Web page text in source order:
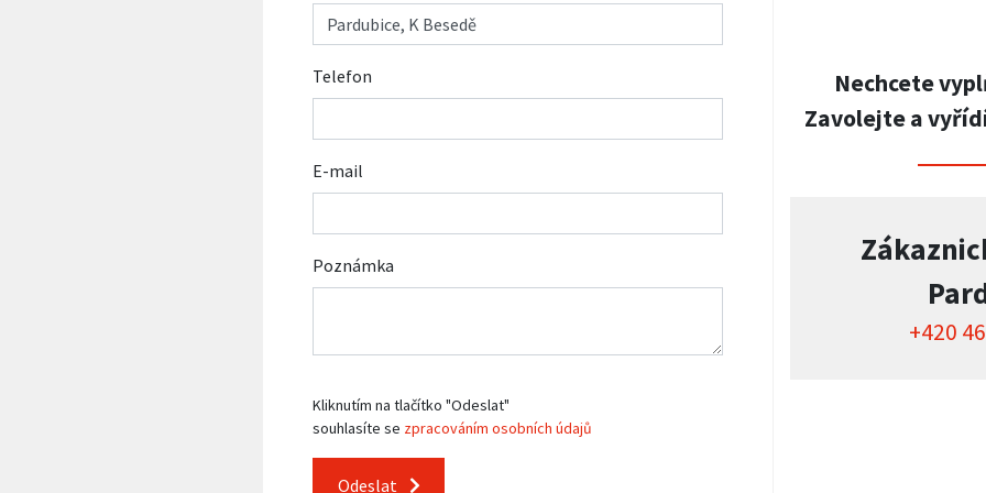
Telefon
E-mail
Poznámka
Kliknutím na tlačítko "Odeslat"
souhlasíte se zpracováním osobních údajů
Odeslat
Nechcete
Zavolejte a
+420